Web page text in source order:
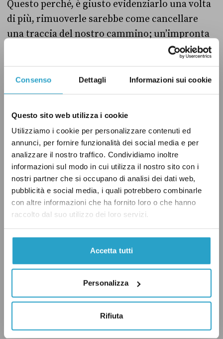
Consenso Dettagli Informazioni sui cookie
Questo sito web utilizza i cookie
Utilizziamo i cookie per personalizzare contenuti ed
annunci, per fornire funzionalità dei social media e per
analizzare il nostro traffico. Condividiamo inoltre
informazioni sul modo in cui utilizza il nostro sito con i
nostri partner che si occupano di analisi dei dati web,
pubblicità e social media, i quali potrebbero combinarle
con altre informazioni che ha fornito loro o che hanno
raccolto dal suo utilizzo dei loro servizi.
Accetta tutti
Personalizza
Rifiuta
Questo perché, è giusto evidenziarlo una volta
di più, rimuoverle sarebbe come cancellare
una traccia del nostro cammino; un’impronta
a cui guardare per abitare il presente con
maggior consapevolezza».
Il 25 giugno, dopo che l’articolo era stato
stampa,
cui il presidente generale del Cai Antonio
Montani ha chiarito la posizione
dell’associazione sulle croci in cima alle
montagne. «Non abbiamo mai trattato
l’argomento delle croci di vetta in alcuna sede,
tantomeno prendendone una posizione
ufficiale. Quanto pubblicato è frutto di
presentazione di un libro», si legge nella nota
di Montani. «Personalmente, come credo tutti
quelli che hanno salito il Cervino, non riesco a
immaginare la cima di questa nostra
montagna senza la sua famosa croce. Voglio